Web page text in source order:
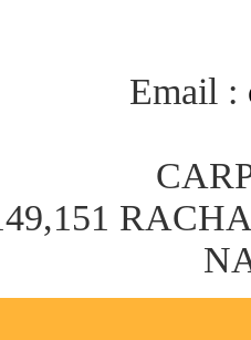
Email :